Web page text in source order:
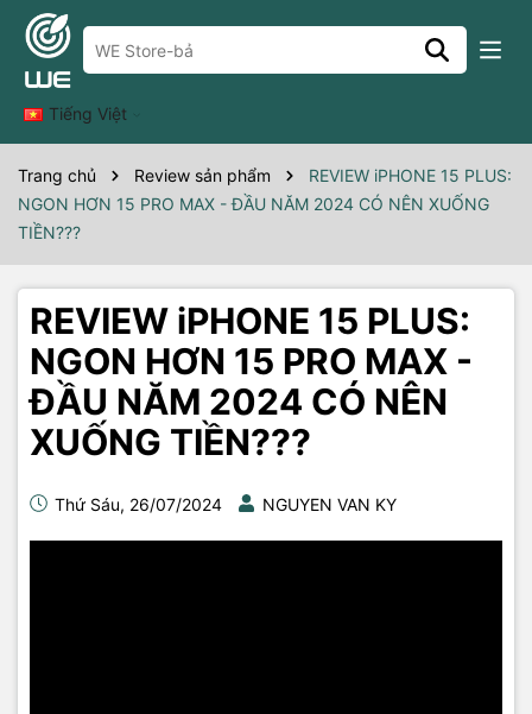
Tiếng Việt
Trang chủ Review sản phẩm
REVIEW iPHONE 15 PLUS:
NGON HƠN 15 PRO MAX - ĐẦU NĂM 2024 CÓ NÊN XUỐNG
TIỀN???
REVIEW iPHONE 15 PLUS:
NGON HƠN 15 PRO MAX -
ĐẦU NĂM 2024 CÓ NÊN
XUỐNG TIỀN???
Thứ Sáu, 26/07/2024 NGUYEN VAN KY